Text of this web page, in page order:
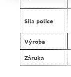
Sila police
Výroba
Záruka